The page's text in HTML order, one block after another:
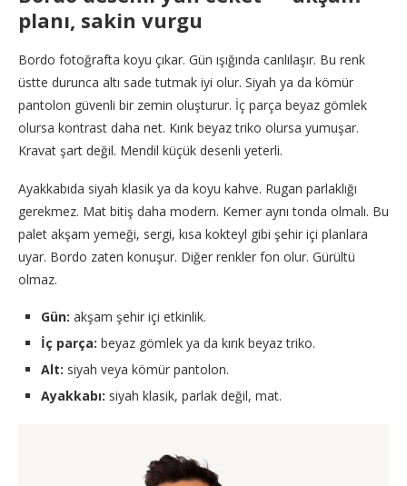
planı, sakin vurgu
Bordo fotoğrafta koyu çıkar. Gün ışığında canlılaşır. Bu renk
üstte durunca altı sade tutmak iyi olur. Siyah ya da kömür
pantolon güvenli bir zemin oluşturur. İç parça beyaz gömlek
olursa kontrast daha net. Kırık beyaz triko olursa yumuşar.
Kravat şart değil. Mendil küçük desenli yeterli.
Ayakkabıda siyah klasik ya da koyu kahve. Rugan parlaklığı
gerekmez. Mat bitiş daha modern. Kemer aynı tonda olmalı. Bu
palet akşam yemeği, sergi, kısa kokteyl gibi şehir içi planlara
uyar. Bordo zaten konuşur. Diğer renkler fon olur. Gürültü
olmaz.
Gün: akşam şehir içi etkinlik.
İç parça: beyaz gömlek ya da kırık beyaz triko.
Alt: siyah veya kömür pantolon.
Ayakkabı: siyah klasik, parlak değil, mat.